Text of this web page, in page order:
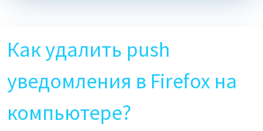
Как удалить push
уведомления в Firefox на
компьютере?